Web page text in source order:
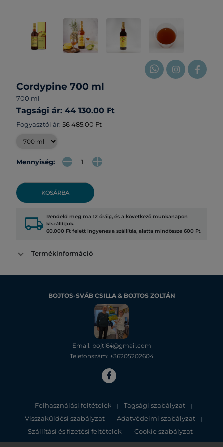
Cordypine 700 ml
700 ml
Tagsági ár: 44 130.00 Ft
Fogyasztói ár: 56 485.00 Ft
Mennyiség:
KOSÁRBA
local_shipping Rendeld meg ma 12 óráig, és a következő munkanapon
kiszállítjuk.
60.000 Ft felett ingyenes a szállítás, alatta mindössze 600 Ft.
Termékinformáció
BOJTOS-SVÁB CSILLA & BOJTOS ZOLTÁN
Email: bojti64@gmail.com
Telefonszám: +36205202604
Felhasználási feltételek | Tagsági szabályzat |
Visszaküldési szabályzat | Adatvédelmi szabályzat |
Szállítási és fizetési feltételek | Cookie szabályzat |
Adatvédelmi tájékoztató